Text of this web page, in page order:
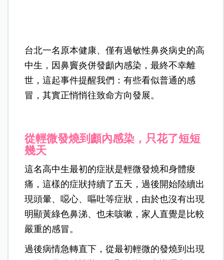
台北一名原本健康、僅有過敏性鼻炎病史的高
中生，因鼻竇炎併發顱內感染，最終不幸離
世，這起事件提醒我們：有些看似普通的感
冒，其實正悄悄往致命方向發展。
從輕微發燒到顱內感染，只花了短短
幾天
這名高中生最初的症狀是輕微發燒和身體痠
痛，這樣的症狀持續了五天，過後開始陸續出
現頭暈、噁心、嘔吐等症狀，由於也沒有出現
明顯黃綠色鼻涕、也未咳嗽，家人直覺是比較
嚴重的感冒。
過後病情急轉直下，從最初輕微的發燒到出現